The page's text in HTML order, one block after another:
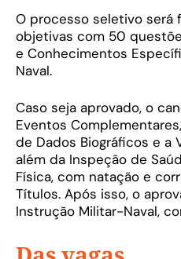
O processo seletivo será
objetivas com 50
e Conhecimentos
Naval.
Caso seja aprovado, o
Eventos
de Dados Biográficos e a
além da Inspeção de
Física, com natação e
Títulos. Após isso, o
Instrução Militar-Naval,